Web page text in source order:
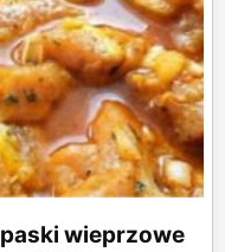
wieprzowe